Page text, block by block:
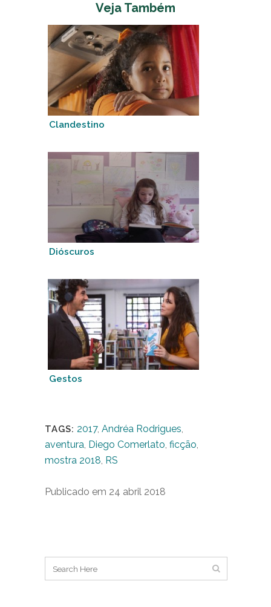
Veja Também
Clandestino
Dióscuros
Gestos
TAGS: 2017, Andréa Rodrigues,
aventura, Diego Comerlato, ficção,
mostra 2018, RS
Publicado em 24 abril 2018